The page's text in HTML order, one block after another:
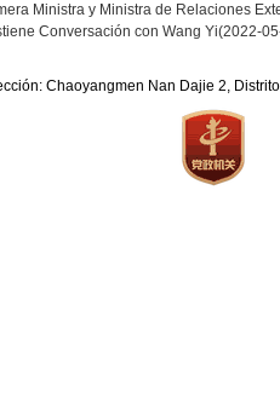
Ministra y Ministra de Relaciones
Conversación con Wang Yi(2022-
Chaoyangmen Nan Dajie 2,